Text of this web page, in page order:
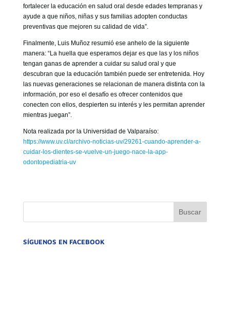
fortalecer la educación en salud oral desde edades tempranas y
ayude a que niños, niñas y sus familias adopten conductas
preventivas que mejoren su calidad de vida”.
Finalmente, Luis Muñoz resumió ese anhelo de la siguiente
manera: “La huella que esperamos dejar es que las y los niños
tengan ganas de aprender a cuidar su salud oral y que
descubran que la educación también puede ser entretenida. Hoy
las nuevas generaciones se relacionan de manera distinta con la
información, por eso el desafío es ofrecer contenidos que
conecten con ellos, despierten su interés y les permitan aprender
mientras juegan”.
Nota realizada por la Universidad de Valparaíso:
https://www.uv.cl/archivo-noticias-uv/29261-cuando-aprender-a-
cuidar-los-dientes-se-vuelve-un-juego-nace-la-app-
odontopediatria-uv
SÍGUENOS EN FACEBOOK